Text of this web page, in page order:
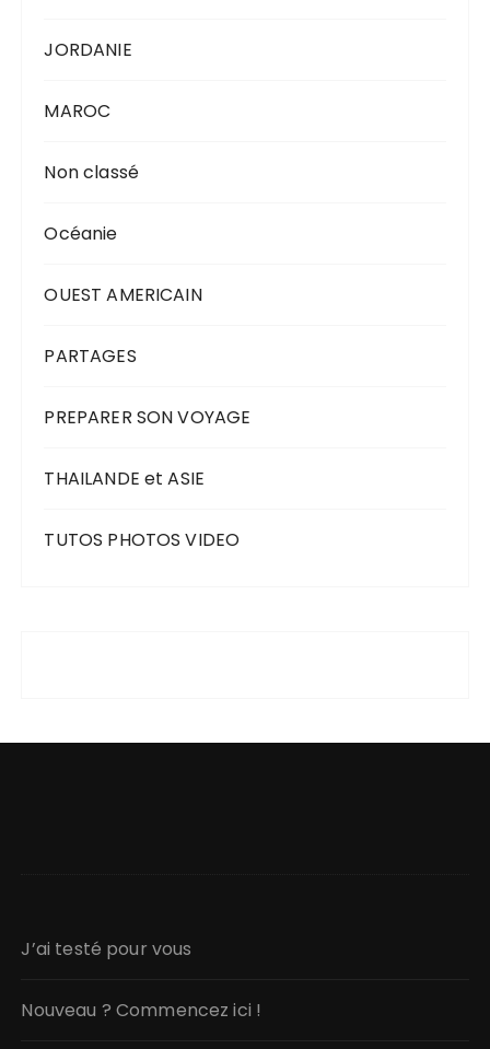
JORDANIE
MAROC
Non classé
Océanie
OUEST AMERICAIN
PARTAGES
PREPARER SON VOYAGE
THAILANDE et ASIE
TUTOS PHOTOS VIDEO
J’ai testé pour vous
Nouveau ? Commencez ici !